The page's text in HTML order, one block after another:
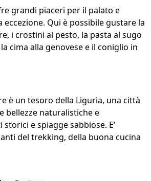
grandi piaceri per il palato e
Qui è possibile gustare la
i crostini al pesto, la pasta al sugo
cima alla genovese e il coniglio in
è un tesoro della Liguria, una città
bellezze naturalistiche e
e spiagge sabbiose. E’
del trekking, della buona cucina